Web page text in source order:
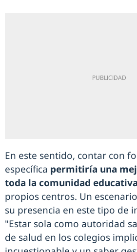
En este sentido, contar con
específica permitiría una
toda la comunidad educativa
propios centros. Un
su presencia en este tipo de
"Estar sola como autoridad
de salud en los colegios